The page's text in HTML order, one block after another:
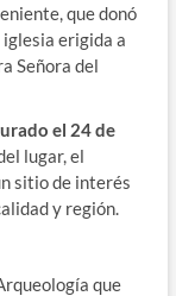
que donó
erigida a
Señora del
el 24 de
lugar, el
sitio de interés
y región.
que